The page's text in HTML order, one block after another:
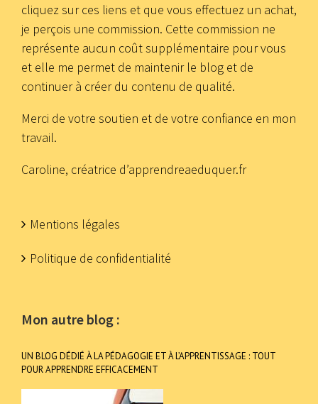
cliquez sur ces liens et que vous effectuez un achat,
je perçois une commission. Cette commission ne
représente aucun coût supplémentaire pour vous
et elle me permet de maintenir le blog et de
continuer à créer du contenu de qualité.
Merci de votre soutien et de votre confiance en mon
travail.
Caroline, créatrice d’apprendreaeduquer.fr
Mentions légales
Politique de confidentialité
Mon autre blog :
UN BLOG DÉDIÉ À LA PÉDAGOGIE ET À L’APPRENTISSAGE : TOUT
POUR APPRENDRE EFFICACEMENT